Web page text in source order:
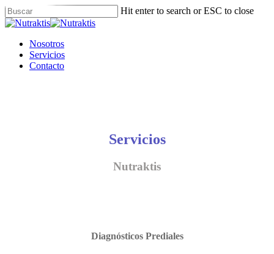
Skip
to
content
Hit enter to search or ESC to close
Close
Menu
Nosotros
Servicios
Contacto
Servicios
Nutraktis
Diagnósticos Prediales